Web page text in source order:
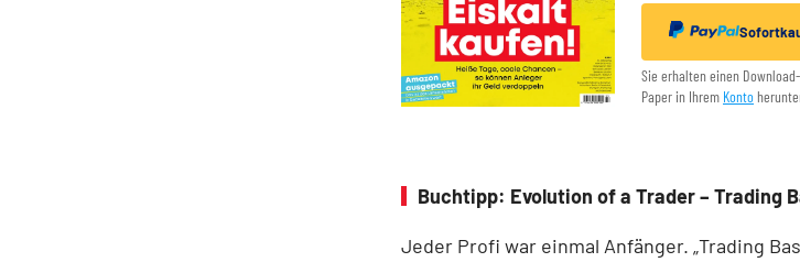
Sie erhalten einen
Paper in Ihrem Konto
Buchtipp: Evolution of a Trader – Trading
Jeder Profi war einmal Anfänger. „Trading